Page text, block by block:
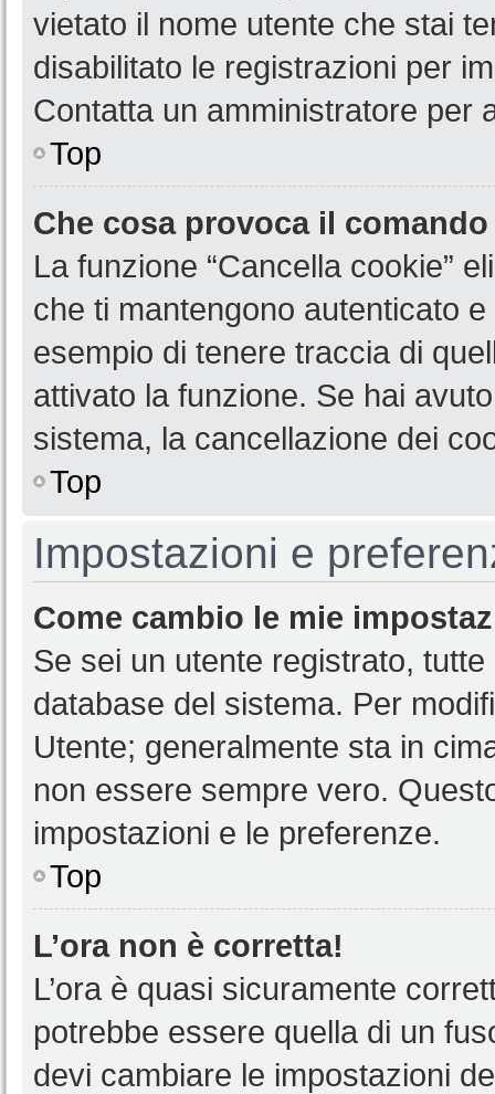
vietato il nome utente che stai
disabilitato le registrazioni per
Contatta un amministratore per
Top
Che cosa provoca il
La funzione “Cancella cookie”
che ti mantengono autenticato
esempio di tenere traccia di
attivato la funzione. Se hai
sistema, la cancellazione dei
Top
Impostazioni e
Come cambio le mie
Se sei un utente registrato,
database del sistema. Per
Utente; generalmente sta in
non essere sempre vero.
impostazioni e le preferenze.
Top
L’ora non è corretta!
L’ora è quasi sicuramente
potrebbe essere quella di un
devi cambiare le impostazioni